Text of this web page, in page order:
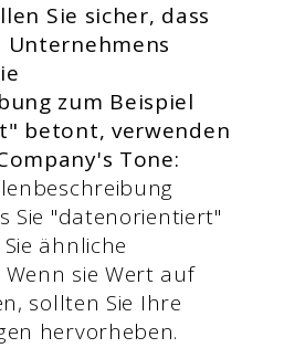
Sie sicher, dass
Unternehmens
zum Beispiel
betont, verwenden
Tone:
Sie "datenorientiert"
ähnliche
sie Wert auf
sollten Sie Ihre
hervorheben.